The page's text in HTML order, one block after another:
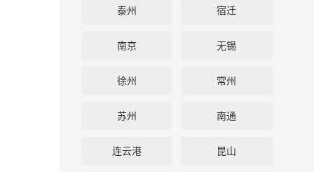
泰州 宿迁
南京 无锡
徐州 常州
苏州 南通
连云港 昆山